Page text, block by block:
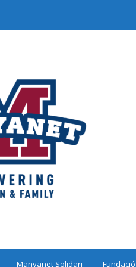
Manyanet Solidari Fundació